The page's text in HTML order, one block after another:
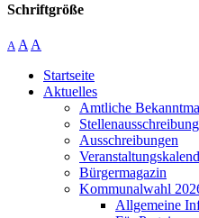
Schriftgröße
A A A
Startseite
Aktuelles
Amtliche
Ausschreibungen
Bürgermagazin
Kommunalwahl
Allgemeine